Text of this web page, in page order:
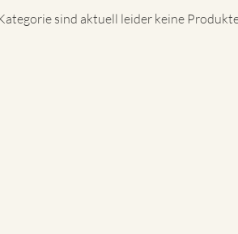
sind aktuell leider keine